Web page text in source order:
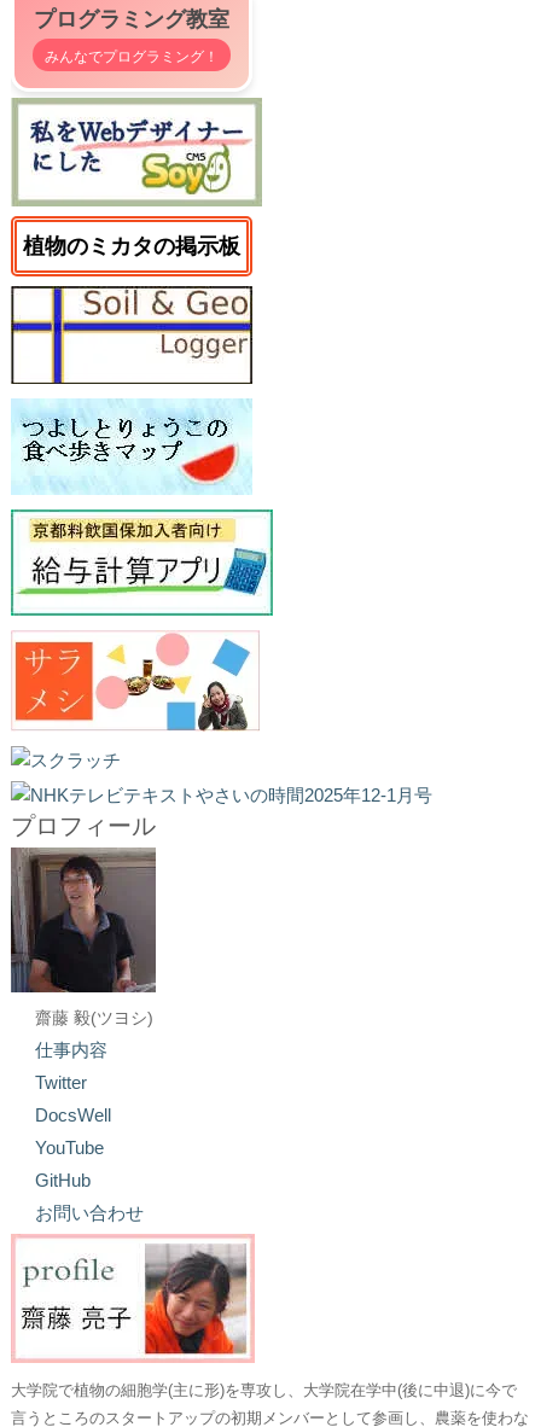
プログラミング教室
みんなでプログラミング！
植物のミカタの掲示板
プロフィール
齋藤 毅(ツヨシ)
仕事内容
Twitter
DocsWell
YouTube
GitHub
お問い合わせ
大学院で植物の細胞学(主に形)を専攻し、大学院在学中(後に中退)に今で
言うところのスタートアップの初期メンバーとして参画し、農薬を使わな